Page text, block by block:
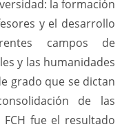
la formación
y el desarrollo
campos de
y las humanidades
grado que se dictan
de las
fue el resultado